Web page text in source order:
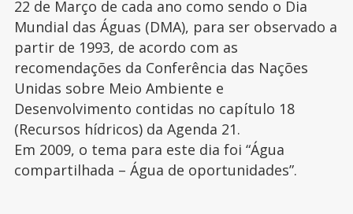
22 de Março de cada ano como sendo o Dia
Mundial das Águas (DMA), para ser observado a
partir de 1993, de acordo com as
recomendações da Conferência das Nações
Unidas sobre Meio Ambiente e
Desenvolvimento contidas no capítulo 18
(Recursos hídricos) da Agenda 21.
Em 2009, o tema para este dia foi “Água
compartilhada – Água de oportunidades”.